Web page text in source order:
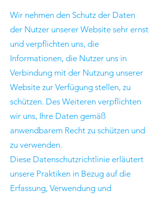
Wir nehmen den Schutz der Daten
der Nutzer unserer Website sehr ernst
und verpflichten uns, die
Informationen, die Nutzer uns in
Verbindung mit der Nutzung unserer
Website zur Verfügung stellen, zu
schützen. Des Weiteren verpflichten
wir uns, Ihre Daten gemäß
anwendbarem Recht zu schützen und
zu verwenden.
Diese Datenschutzrichtlinie erläutert
unsere Praktiken in Bezug auf die
Erfassung, Verwendung und